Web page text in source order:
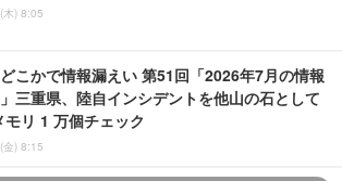
) 8:05
こかで情報漏えい 第51回「2026年7月の情報
三重県、陸自インシデントを他山の石として
モリ 1 万個チェック
) 8:15